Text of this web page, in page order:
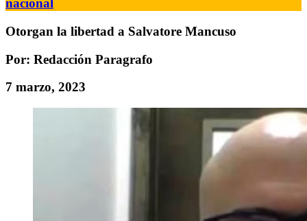
nacional
Otorgan la libertad a Salvatore Mancuso
Por: Redacción Paragrafo
7 marzo, 2023